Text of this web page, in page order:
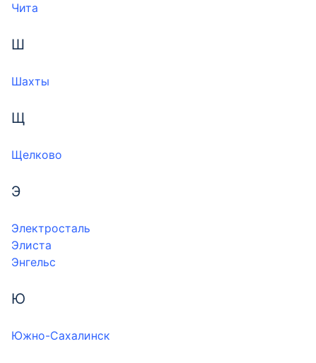
Чита
Ш
Шахты
Щ
Щелково
Э
Электросталь
Элиста
Энгельс
Ю
Южно-Сахалинск